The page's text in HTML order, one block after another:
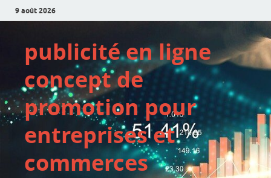
9 août 2026
publicité en ligne
concept de
promotion pour
entreprises et
commerces